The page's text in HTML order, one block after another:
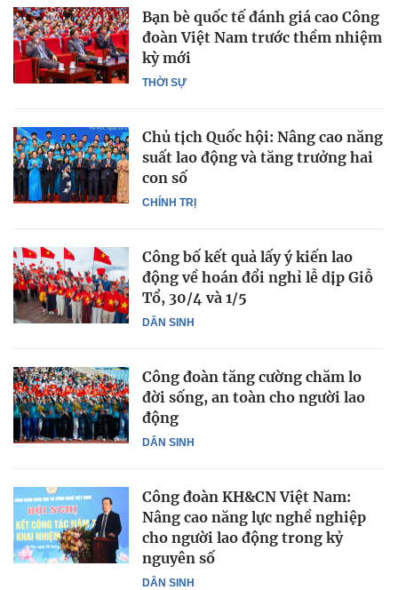
THỜI SỰ
Bạn bè quốc tế đánh giá cao Công
đoàn Việt Nam trước thềm nhiệm
kỳ mới
CHÍNH TRỊ
Chủ tịch Quốc hội: Nâng cao năng
suất lao động và tăng trưởng hai
con số
DÂN SINH
Công bố kết quả lấy ý kiến lao
động về hoán đổi nghỉ lễ dịp Giỗ
Tổ, 30/4 và 1/5
DÂN SINH
Công đoàn tăng cường chăm lo
đời sống, an toàn cho người lao
động
DÂN SINH
Công đoàn KH&CN Việt Nam:
Nâng cao năng lực nghề nghiệp
cho người lao động trong kỷ
nguyên số